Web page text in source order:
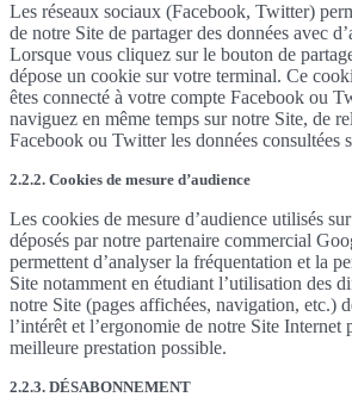
Les réseaux sociaux (Facebook, Twitter)
de notre Site de partager des données avec
Lorsque vous cliquez sur le bouton de
dépose un cookie sur votre terminal. Ce
êtes connecté à votre compte Facebook ou
naviguez en même temps sur notre Site, de
Facebook ou Twitter les données consultées
2.2.2. Cookies de mesure d’audience
Les cookies de mesure d’audience utilisés
déposés par notre partenaire commercial
permettent d’analyser la fréquentation et la
Site notamment en étudiant l’utilisation des
notre Site (pages affichées, navigation, etc.)
l’intérêt et l’ergonomie de notre Site
meilleure prestation possible.
2.2.3. DÉSABONNEMENT